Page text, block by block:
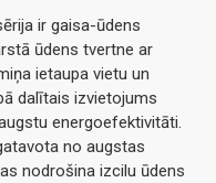
ir gaisa-ūdens
ūdens tvertne ar
ietaupa vietu un
dalītais izvietojums
energoefektivitāti.
no augstas
nodrošina izcilu ūdens